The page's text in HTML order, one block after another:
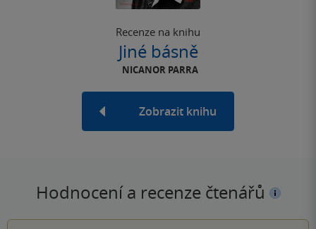
Recenze na knihu
Jiné básně
NICANOR PARRA
Zobrazit knihu
Hodnocení a recenze čtenářů